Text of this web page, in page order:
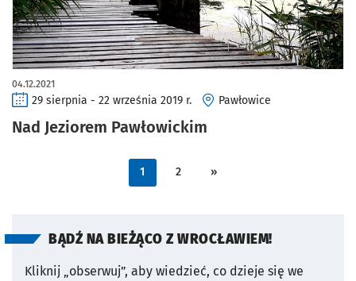
Nad Jeziorem Pawłowickim
04.12.2021
29 sierpnia - 22 września 2019 r. Pawłowice
1 2 »
BĄDŹ NA BIEŻĄCO Z WROCŁAWIEM!
Kliknij „obserwuj”, aby wiedzieć, co dzieje się we